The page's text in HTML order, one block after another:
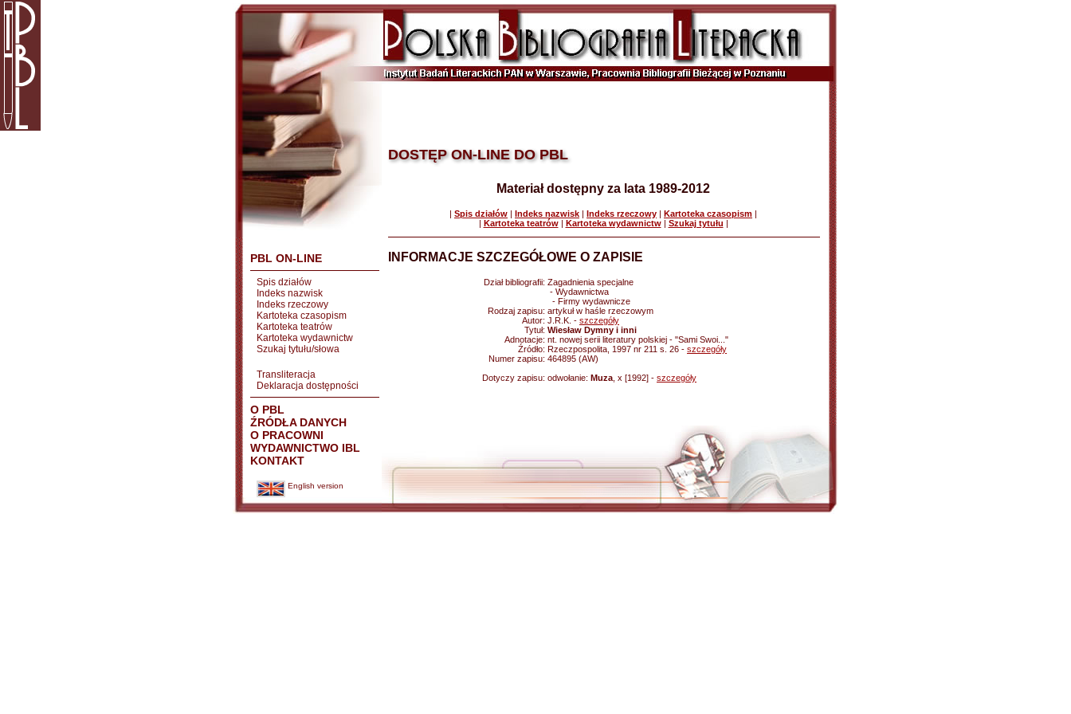
PBL ON-LINE
Spis działów
Indeks nazwisk
Indeks rzeczowy
Kartoteka czasopism
Kartoteka teatrów
Kartoteka wydawnictw
Szukaj tytułu/słowa
Transliteracja
Deklaracja dostępności
O PBL
ŹRÓDŁA DANYCH
O PRACOWNI
WYDAWNICTWO IBL
KONTAKT
English version
DOSTĘP ON-LINE DO PBL
Materiał dostępny za lata 1989-2012
| Spis działów | Indeks nazwisk | Indeks rzeczowy | Kartoteka czasopism |
| Kartoteka teatrów| Kartoteka wydawnictw| Szukaj tytułu |
INFORMACJE SZCZEGÓŁOWE O ZAPISIE
Dział bibliografii: Zagadnienia specjalne
- Wydawnictwa
- Firmy wydawnicze
Rodzaj zapisu: artykuł w haśle rzeczowym
Autor: J.R.K. - szczegóły
Tytuł: Wiesław Dymny i inni
Adnotacje: nt. nowej serii literatury polskiej - "Sami Swoi..."
Źródło: Rzeczpospolita, 1997 nr 211 s. 26 - szczegóły
Numer zapisu: 464895 (AW)
Dotyczy zapisu: odwołanie: Muza , x [1992] - szczegóły